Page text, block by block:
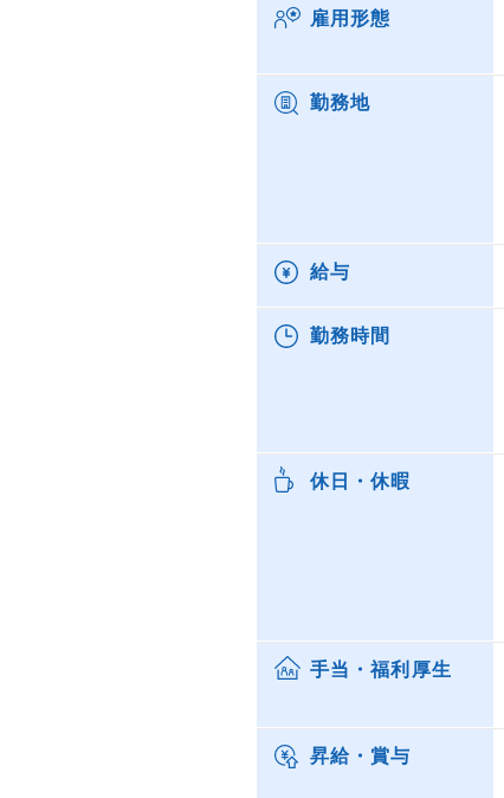
雇用形態
勤務地
給与
勤務時間
休日・休暇
手当・福利厚生
昇給・賞与